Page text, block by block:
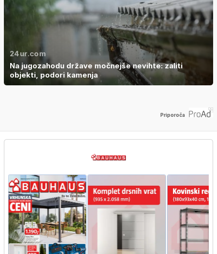
24ur.com
Na jugozahodu države močnejše nevihte: zaliti
objekti, podori kamenja
Priporoča